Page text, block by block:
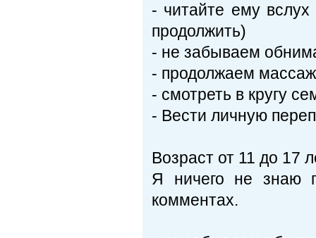
- читайте ему
продолжить)
- не забываем
- продолжаем
- смотреть в кругу
- Вести личную
Возраст от 11 до 17
Я ничего не знаю
комментах.